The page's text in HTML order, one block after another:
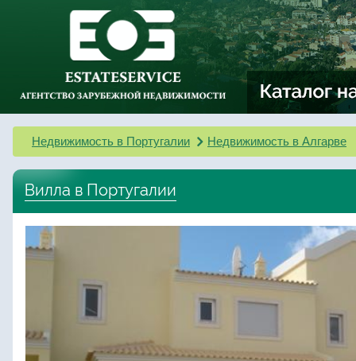
Недвижимость в Португалии Недвижимость в Алгарве
Вилла в Португалии